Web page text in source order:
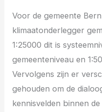
Voor de gemeente
klimaatonderlegger
1:25000 dit is
gemeenteniveau en
Vervolgens zijn er
gehouden om de
kennisvelden binnen